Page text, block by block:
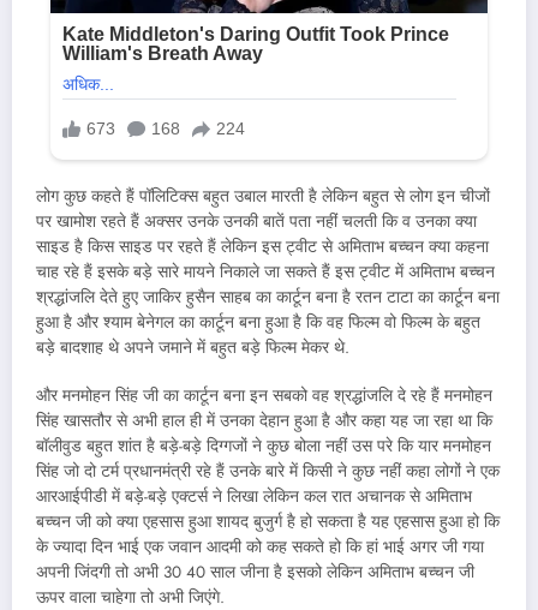
लोग कुछ कहते हैं पॉलिटिक्स बहुत उबाल मारती है लेकिन बहुत से लोग इन चीजों
पर खामोश रहते हैं अक्सर उनके उनकी बातें पता नहीं चलती कि व उनका क्या
साइड है किस साइड पर रहते हैं लेकिन इस ट्वीट से अमिताभ बच्चन क्या कहना
चाह रहे हैं इसके बड़े सारे मायने निकाले जा सकते हैं इस ट्वीट में अमिताभ बच्चन
श्रद्धांजलि देते हुए जाकिर हुसैन साहब का कार्टून बना है रतन टाटा का कार्टून बना
हुआ है और श्याम बेनेगल का कार्टून बना हुआ है कि वह फिल्म वो फिल्म के बहुत
बड़े बादशाह थे अपने जमाने में बहुत बड़े फिल्म मेकर थे.
और मनमोहन सिंह जी का कार्टून बना इन सबको वह श्रद्धांजलि दे रहे हैं मनमोहन
सिंह खासतौर से अभी हाल ही में उनका देहान हुआ है और कहा यह जा रहा था कि
बॉलीवुड बहुत शांत है बड़े-बड़े दिग्गजों ने कुछ बोला नहीं उस परे कि यार मनमोहन
सिंह जो दो टर्म प्रधानमंत्री रहे हैं उनके बारे में किसी ने कुछ नहीं कहा लोगों ने एक
आरआईपीडी में बड़े-बड़े एक्टर्स ने लिखा लेकिन कल रात अचानक से अमिताभ
बच्चन जी को क्या एहसास हुआ शायद बुजुर्ग है हो सकता है यह एहसास हुआ हो कि
के ज्यादा दिन भाई एक जवान आदमी को कह सकते हो कि हां भाई अगर जी गया
अपनी जिंदगी तो अभी 30 40 साल जीना है इसको लेकिन अमिताभ बच्चन जी
ऊपर वाला चाहेगा तो अभी जिएंगे.